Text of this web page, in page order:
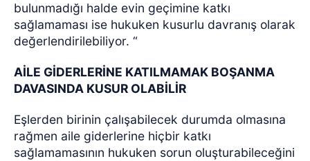
bulunmadığı halde evin geçimine katkı
sağlamaması ise hukuken kusurlu davranış olarak
değerlendirilebiliyor. “
AİLE GİDERLERİNE KATILMAMAK BOŞANMA
DAVASINDA KUSUR OLABİLİR
Eşlerden birinin çalışabilecek durumda olmasına
rağmen aile giderlerine hiçbir katkı
sağlamamasının hukuken sorun oluşturabileceğini